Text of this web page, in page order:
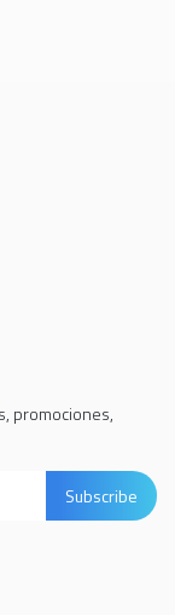
promociones,
Subscribe